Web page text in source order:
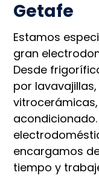
Getafe
Estamos
gran
Desde
por
encargamos
tiempo y